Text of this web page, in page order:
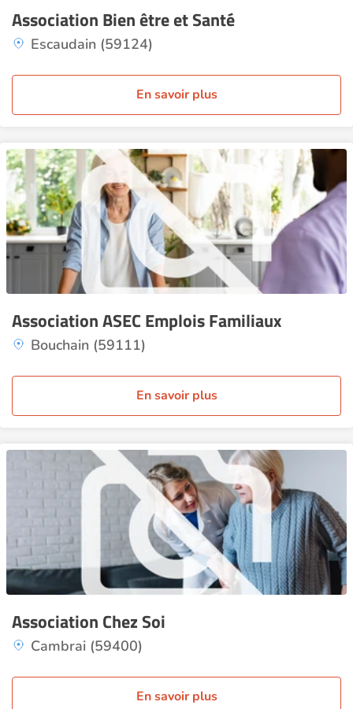
Association Bien être et Santé
Escaudain (59124)
En savoir plus
Association ASEC Emplois Familiaux
Bouchain (59111)
En savoir plus
Association Chez Soi
Cambrai (59400)
En savoir plus